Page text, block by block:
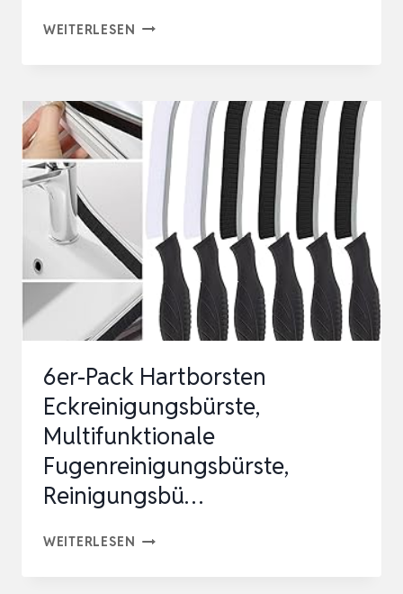
WEITERLESEN AMAZON
SCHEUERBÜRSTE,
2
STÜCK,
SCHWARZ/WEISS
6er-Pack Hartborsten
Eckreinigungsbürste,
Multifunktionale
Fugenreinigungsbürste,
Reinigungsbü…
WEITERLESEN 6ER-